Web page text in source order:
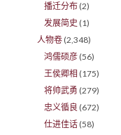
播迁分布 (2)
发展简史 (1)
人物卷 (2,348)
鸿儒硕彦 (56)
王侯卿相 (175)
将帅武勇 (279)
忠义循良 (672)
仕进佳话 (58)